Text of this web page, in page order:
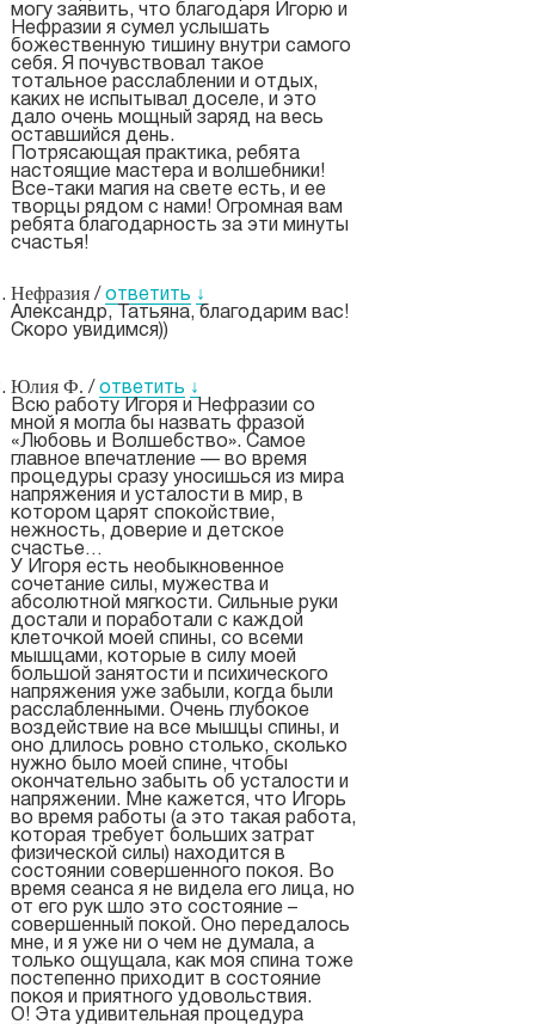
могу заявить, что благодаря Игорю и
Нефразии я сумел услышать
божественную тишину внутри самого
себя. Я почувствовал такое
тотальное расслаблении и отдых,
каких не испытывал доселе, и это
дало очень мощный заряд на весь
оставшийся день.
Потрясающая практика, ребята
настоящие мастера и волшебники!
Все-таки магия на свете есть, и ее
творцы рядом с нами! Огромная вам
ребята благодарность за эти минуты
счастья!
Нефразия / ответить ↓
Александр, Татьяна, благодарим вас!
Скоро увидимся))
Юлия Ф. / ответить ↓
Всю работу Игоря и Нефразии со
мной я могла бы назвать фразой
«Любовь и Волшебство». Самое
главное впечатление — во время
процедуры сразу уносишься из мира
напряжения и усталости в мир, в
котором царят спокойствие,
нежность, доверие и детское
счастье…
У Игоря есть необыкновенное
сочетание силы, мужества и
абсолютной мягкости. Сильные руки
достали и поработали с каждой
клеточкой моей спины, со всеми
мышцами, которые в силу моей
большой занятости и психического
напряжения уже забыли, когда были
расслабленными. Очень глубокое
воздействие на все мышцы спины, и
оно длилось ровно столько, сколько
нужно было моей спине, чтобы
окончательно забыть об усталости и
напряжении. Мне кажется, что Игорь
во время работы (а это такая работа,
которая требует больших затрат
физической силы) находится в
состоянии совершенного покоя. Во
время сеанса я не видела его лица, но
от его рук шло это состояние –
совершенный покой. Оно передалось
мне, и я уже ни о чем не думала, а
только ощущала, как моя спина тоже
постепенно приходит в состояние
покоя и приятного удовольствия.
О! Эта удивительная процедура